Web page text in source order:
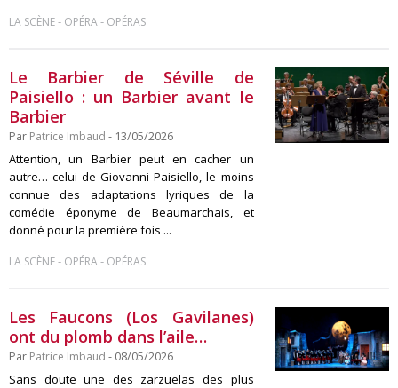
LA SCÈNE- OPÉRA- OPÉRAS
Le Barbier de Séville de
Paisiello : un Barbier avant le
Barbier
Par Patrice Imbaud - 13/05/2026
Attention, un Barbier peut en cacher un
autre… celui de Giovanni Paisiello, le moins
connue des adaptations lyriques de la
comédie éponyme de Beaumarchais, et
donné pour la première fois ...
LA SCÈNE- OPÉRA- OPÉRAS
Les Faucons (Los Gavilanes)
ont du plomb dans l’aile…
Par Patrice Imbaud - 08/05/2026
Sans doute une des zarzuelas des plus